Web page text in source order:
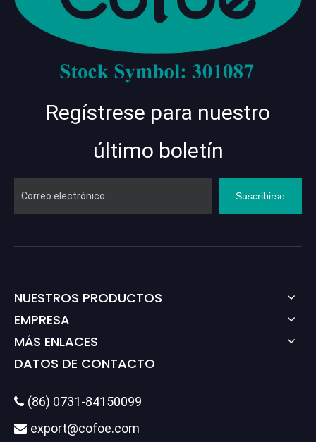
Regístrese para nuestro
último boletín
Suscribirse
NUESTROS PRODUCTOS
EMPRESA
MÁS ENLACES
DATOS DE CONTACTO
 (86) 0731-84150099
 export@cofoe.com